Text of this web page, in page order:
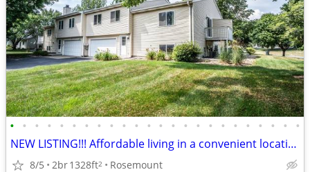
• • • • • • • • • • • • • • • • • • • • • • • •
NEW LISTING!!! Affordable living in a convenient location!
8/5 2br1328ft2 Rosemount